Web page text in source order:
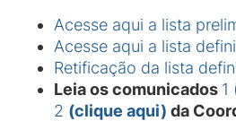
Acesse aqui a lista
Acesse aqui a lista
Retificação da lista
Leia os comunicados 1
2 (clique aqui) da